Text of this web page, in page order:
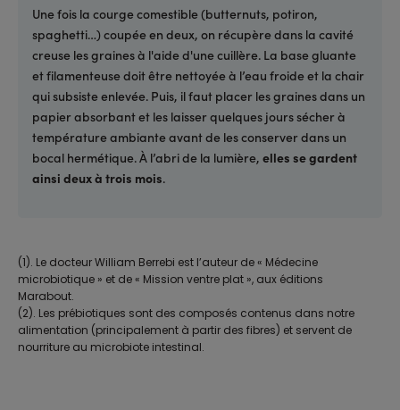
Une fois la courge comestible (butternuts, potiron,
spaghetti…) coupée en deux, on récupère dans la cavité
creuse les graines à l'aide d'une cuillère. La base gluante
et filamenteuse doit être nettoyée à l’eau froide et la chair
qui subsiste enlevée. Puis, il faut placer les graines dans un
papier absorbant et les laisser quelques jours sécher à
température ambiante avant de les conserver dans un
bocal hermétique. À l’abri de la lumière, elles se gardent
ainsi deux à trois mois.
(1). Le docteur William Berrebi est l’auteur de « Médecine
microbiotique » et de « Mission ventre plat », aux éditions
Marabout.
(2). Les prébiotiques sont des composés contenus dans notre
alimentation (principalement à partir des fibres) et servent de
nourriture au microbiote intestinal.